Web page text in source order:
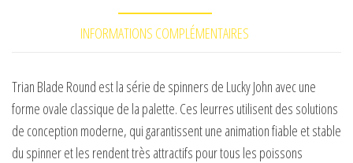
INFORMATIONS COMPLÉMENTAIRES
Trian Blade Round est la série de spinners de Lucky John avec une
forme ovale classique de la palette. Ces leurres utilisent des solutions
de conception moderne, qui garantissent une animation fiable et stable
du spinner et les rendent très attractifs pour tous les poissons